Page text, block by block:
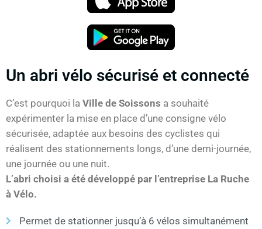
Un abri vélo sécurisé et connecté
C’est pourquoi la Ville de Soissons a souhaité
expérimenter la mise en place d’une consigne vélo
sécurisée, adaptée aux besoins des cyclistes qui
réalisent des stationnements longs, d’une demi-journée,
une journée ou une nuit.
L’abri choisi a été développé par l’entreprise La Ruche
à Vélo.
Permet de stationner jusqu’à 6 vélos simultanément